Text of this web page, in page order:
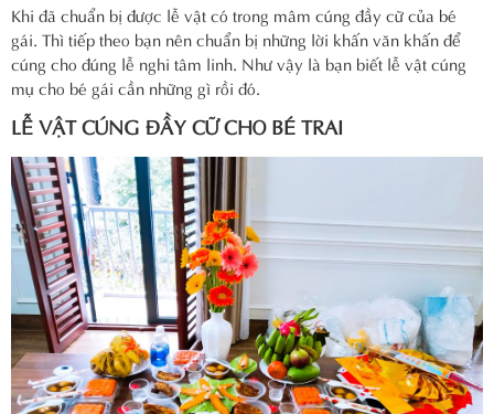
Khi đã chuẩn bị được lễ vật có trong mâm cúng đầy cữ của bé
gái. Thì tiếp theo bạn nên chuẩn bị những lời khấn văn khấn để
cúng cho đúng lễ nghi tâm linh. Như vậy là bạn biết lễ vật cúng
mụ cho bé gái cần những gì rồi đó.
LỄ VẬT CÚNG ĐẦY CỮ CHO BÉ TRAI